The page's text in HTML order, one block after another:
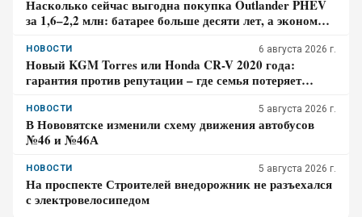
Насколько сейчас выгодна покупка Outlander PHEV
за 1,6–2,2 млн: батарее больше десяти лет, а экономия
НОВОСТИ 6 августа 2026 г.
Новый KGM Torres или Honda CR-V 2020 года:
гарантия против репутации – где семья потеряет
НОВОСТИ 5 августа 2026 г.
В Нововятске изменили схему движения автобусов
№46 и №46А
НОВОСТИ 5 августа 2026 г.
На проспекте Строителей внедорожник не разъехался
с электровелосипедом